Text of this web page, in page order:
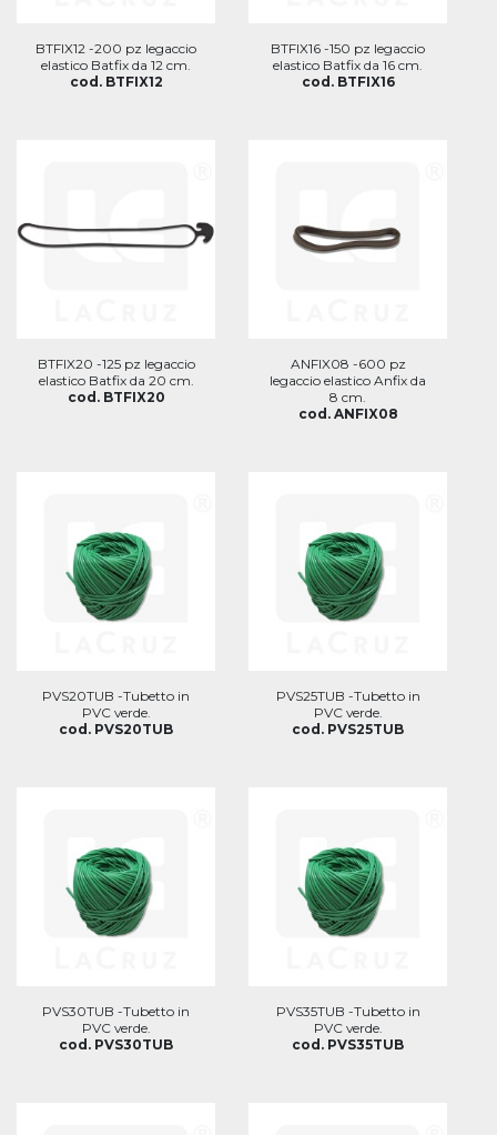
BTFIX12 -200 pz legaccio
elastico Batfix da 12 cm.
cod. BTFIX12
BTFIX16 -150 pz legaccio
elastico Batfix da 16 cm.
cod. BTFIX16
BTFIX20 -125 pz legaccio
elastico Batfix da 20 cm.
cod. BTFIX20
ANFIX08 -600 pz
legaccio elastico Anfix da
8 cm.
cod. ANFIX08
PVS20TUB -Tubetto in
PVC verde.
cod. PVS20TUB
PVS25TUB -Tubetto in
PVC verde.
cod. PVS25TUB
PVS30TUB -Tubetto in
PVC verde.
cod. PVS30TUB
PVS35TUB -Tubetto in
PVC verde.
cod. PVS35TUB